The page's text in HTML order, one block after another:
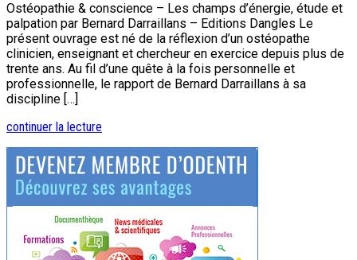
Ostéopathie & conscience – Les champs d’énergie, étude et
palpation par Bernard Darraillans – Editions Dangles Le
présent ouvrage est né de la réflexion d’un ostéopathe
clinicien, enseignant et chercheur en exercice depuis plus de
trente ans. Au fil d’une quête à la fois personnelle et
professionnelle, le rapport de Bernard Darraillans à sa
discipline […]
continuer la lecture